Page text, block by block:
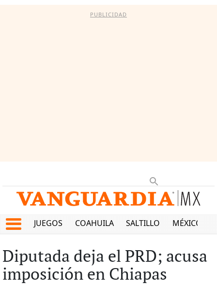
PUBLICIDAD
JUEGOS COAHUILA SALTILLO MÉXICO
Diputada deja el PRD; acusa
imposición en Chiapas